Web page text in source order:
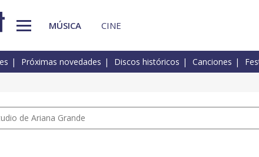
MÚSICA CINE
Próximas novedades Discos históricos Canciones
de Ariana Grande